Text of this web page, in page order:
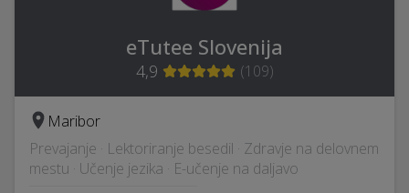
eTutee Slovenija
4,9 (109)
Maribor
Prevajanje · Lektoriranje besedil · Zdravje na delovnem
mestu · Učenje jezika · E-učenje na daljavo